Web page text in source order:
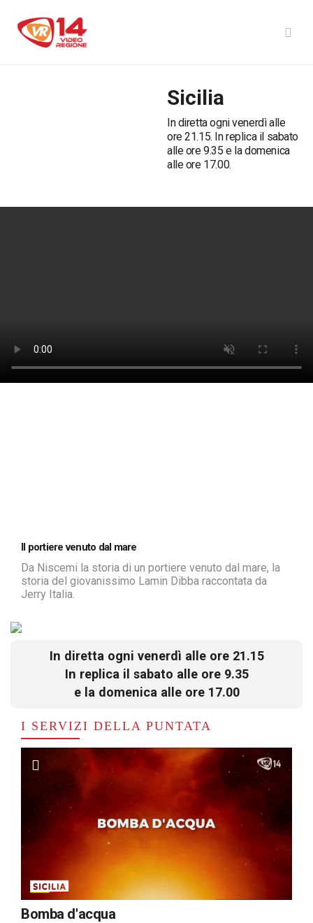
Sicilia
In diretta ogni venerdì alle
ore 21.15. In replica il sabato
alle ore 9.35 e la domenica
alle ore 17.00.
Il portiere venuto dal mare
Da Niscemi la storia di un portiere venuto dal mare, la
storia del giovanissimo Lamin Dibba raccontata da
Jerry Italia.
In diretta ogni venerdì alle ore 21.15
In replica il sabato alle ore 9.35
e la domenica alle ore 17.00
I SERVIZI DELLA PUNTATA
Bomba d'acqua